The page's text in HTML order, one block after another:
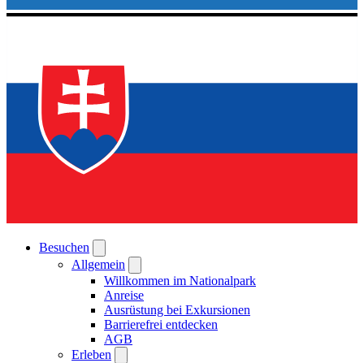
Besuchen
Allgemein
Willkommen im Nationalpark
Anreise
Ausrüstung bei Exkursionen
Barrierefrei entdecken
AGB
Erleben